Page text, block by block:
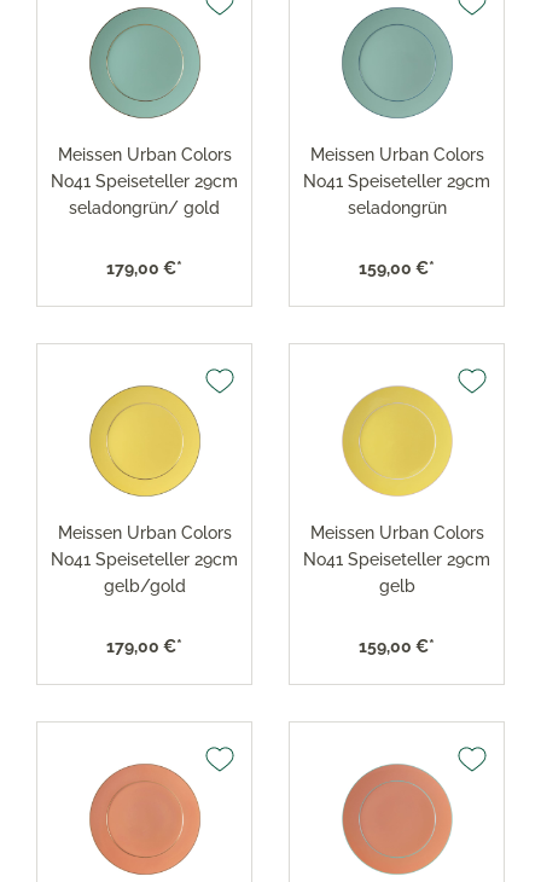
Meissen Urban Colors
No41 Speiseteller 29cm
seladongrün/ gold
179,00 €*
Meissen Urban Colors
No41 Speiseteller 29cm
seladongrün
159,00 €*
Meissen Urban Colors
No41 Speiseteller 29cm
gelb/gold
179,00 €*
Meissen Urban Colors
No41 Speiseteller 29cm
gelb
159,00 €*